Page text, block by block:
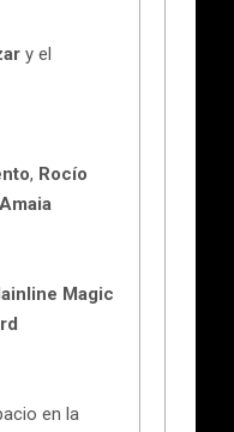
y el
, Rocío
Amaia
Magic
en la